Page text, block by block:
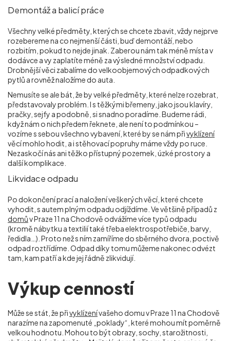
Demontáž a balicí práce
Všechny velké předměty, kterých se chcete zbavit, vždy nejprve
rozebereme na co nejmenší části, buď demontáží, nebo
rozbitím, pokud to nejde jinak. Zaberou nám tak méně místa v
dodávce a vy zaplatíte méně za výsledné množství odpadu.
Drobnější věci zabalíme do velkoobjemových odpadkových
pytlů a rovněž naložíme do auta.
Nemusíte se ale bát, že by velké předměty, které nelze rozebrat,
představovaly problém. I s těžkými břemeny, jako jsou klavíry,
pračky, sejfy a podobně, si snadno poradíme. Budeme rádi,
když nám o nich předem řeknete, ale není to podmínkou –
vozíme s sebou všechno vybavení, které by se nám přivyklízení
věcí mohlo hodit, a i stěhovací popruhy máme vždy po ruce.
Nezaskočí nás ani těžko přístupný pozemek, úzké prostory a
další komplikace.
Likvidace odpadu
Po dokončení prací a naložení veškerých věcí, které chcete
vyhodit, s autem plným odpadu odjíždíme. Ve většině případů z
domův Praze 11 na Chodově odvážíme více typů odpadu
(kromě nábytku a textilií také třeba elektrospotřebiče, barvy,
ředidla…). Proto než s ním zamíříme do sběrného dvora, poctivě
odpad roztřídíme. Odpad díky tomu můžeme nakonec odvézt
tam, kam patří a kde jej řádně zlikvidují.
Výkup cenností
Může se stát, že přivyklízenívašeho domu v Praze 11 na Chodově
narazíme na zapomenuté „poklady“, které mohou mít poměrně
velkou hodnotu. Mohou to být obrazy, sochy, starožitnosti,